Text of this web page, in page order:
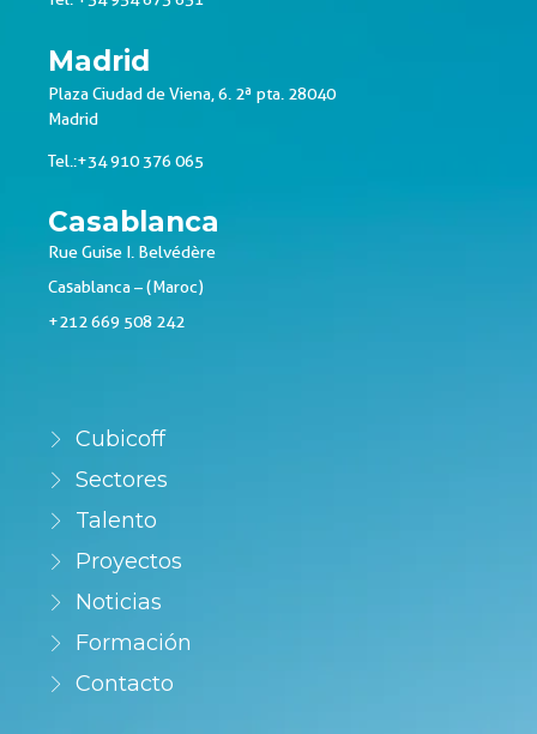
Madrid
Plaza Ciudad de Viena, 6. 2ª pta. 28040
Madrid
Tel.:+34 910 376 065
Casablanca
Rue Guise I. Belvédère
Casablanca – (Maroc)
+212 669 508 242
Cubicoff
Sectores
Talento
Proyectos
Noticias
Formación
Contacto